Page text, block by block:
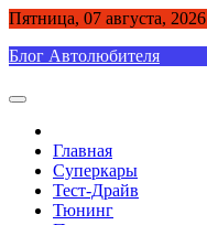
Skip
content
Пятница, 07 августа, 2026
Блог Автолюбителя
Главная
Суперкары
Тест-Драйв
Тюнинг